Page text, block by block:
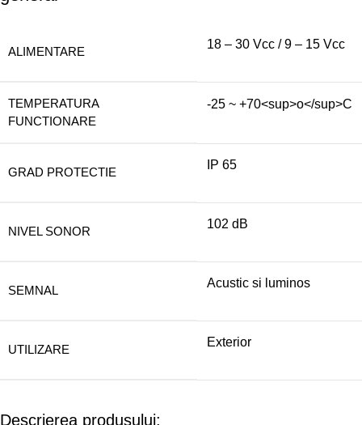
ALIMENTARE
18 – 30 Vcc / 9 – 15 Vcc
TEMPERATURA
FUNCTIONARE
-25 ~ +70<sup>o</sup>C
GRAD PROTECTIE
IP 65
NIVEL SONOR
102 dB
SEMNAL
Acustic si luminos
UTILIZARE
Exterior
Descrierea produsului: